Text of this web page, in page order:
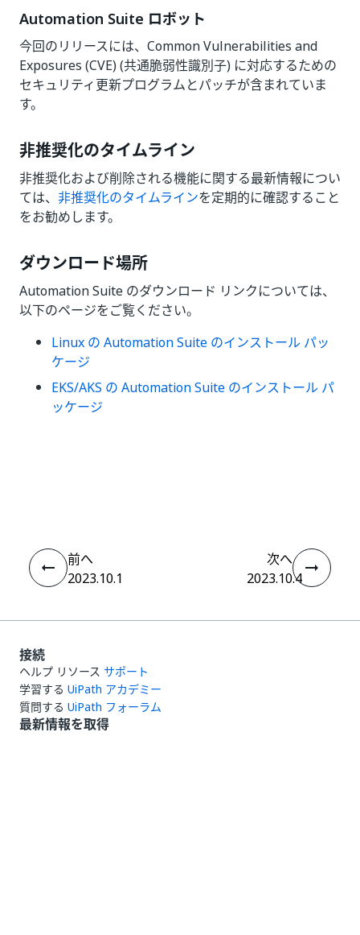
Automation Suite ロボット
今回のリリースには、Common Vulnerabilities and
Exposures (CVE) (共通脆弱性識別子) に対応するための
セキュリティ更新プログラムとパッチが含まれていま
す。
非推奨化のタイムライン
非推奨化および削除される機能に関する最新情報につい
ては、 非推奨化のタイムラインを定期的に確認すること
をお勧めします。
ダウンロード場所
Automation Suite のダウンロード リンクについては、
以下のページをご覧ください。
Linux の Automation Suite のインストール パッ
ケージ
EKS/AKS の Automation Suite のインストール パ
ッケージ
前へ
2023.10.1
次へ
2023.10.4
接続
ヘルプ リソース サポート
学習する UiPath アカデミー
質問する UiPath フォーラム
最新情報を取得